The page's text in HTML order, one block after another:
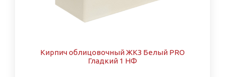
Кирпич облицовочный ЖКЗ Белый PRO
Гладкий 1 НФ